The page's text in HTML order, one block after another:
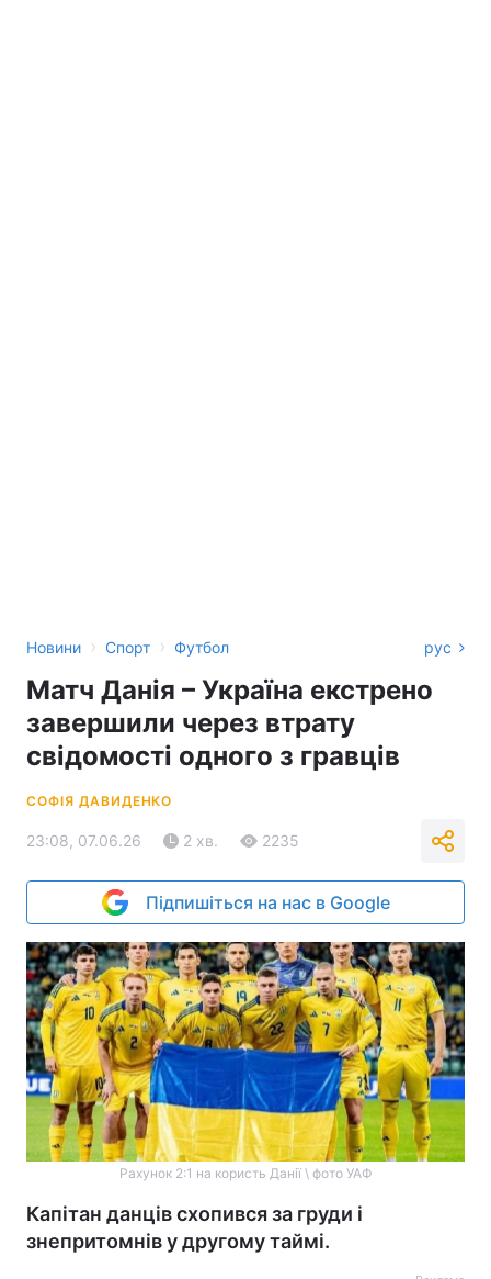
Новини › Спорт › Футбол рус
Матч Данія – Україна екстрено
завершили через втрату
свідомості одного з гравців
СОФІЯ ДАВИДЕНКО
23:08, 07.06.26 2 хв. 2235
Підпишіться на нас в Google
Рахунок 2:1 на користь Данії \ фото УАФ
Капітан данців схопився за груди і
знепритомнів у другому таймі.